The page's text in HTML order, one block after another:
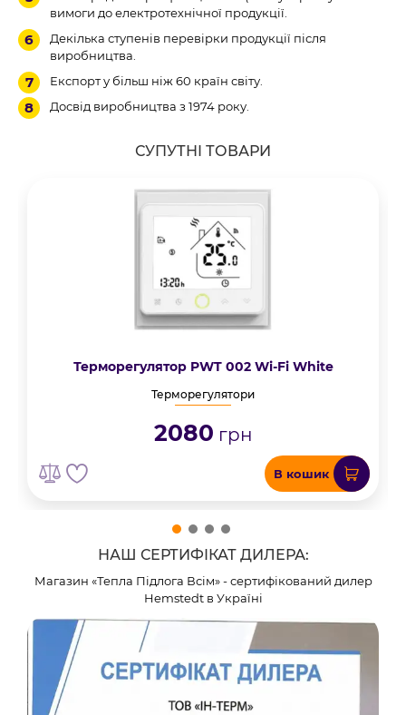
вимоги до електротехнічної продукції.
Декілька ступенів перевірки продукції після
виробництва.
Експорт у більш ніж 60 країн світу.
Досвід виробництва з 1974 року.
СУПУТНІ ТОВАРИ
Терморегулятор PWT 002 Wi-Fi White
Терморегулятори
2080 грн
В кошик
НАШ СЕРТИФІКАТ ДИЛЕРА:
Магазин «Тепла Підлога Всім» - сертифікований дилер
Hemstedt в Україні